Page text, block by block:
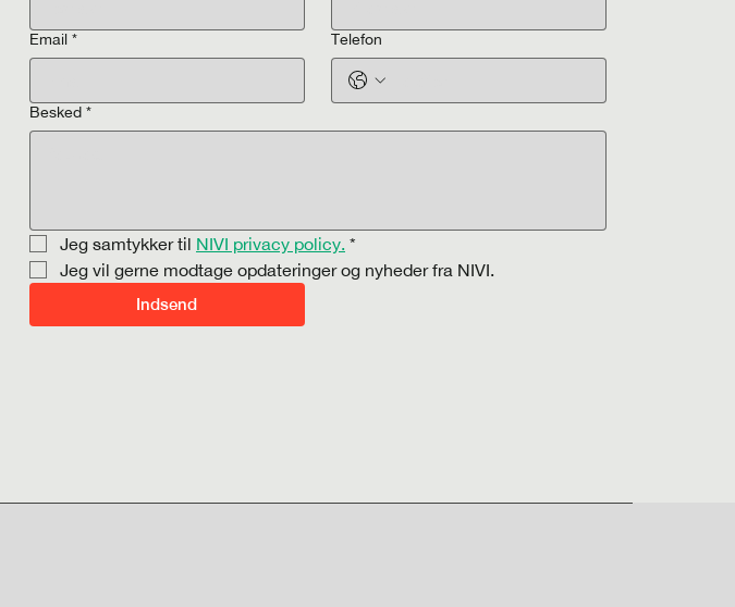
Email * Telefon
Besked *
Jeg samtykker til NIVI privacy policy. *
Jeg vil gerne modtage opdateringer og nyheder fra NIVI.
Indsend